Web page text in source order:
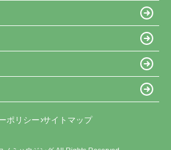
ポリシー サイトマップ